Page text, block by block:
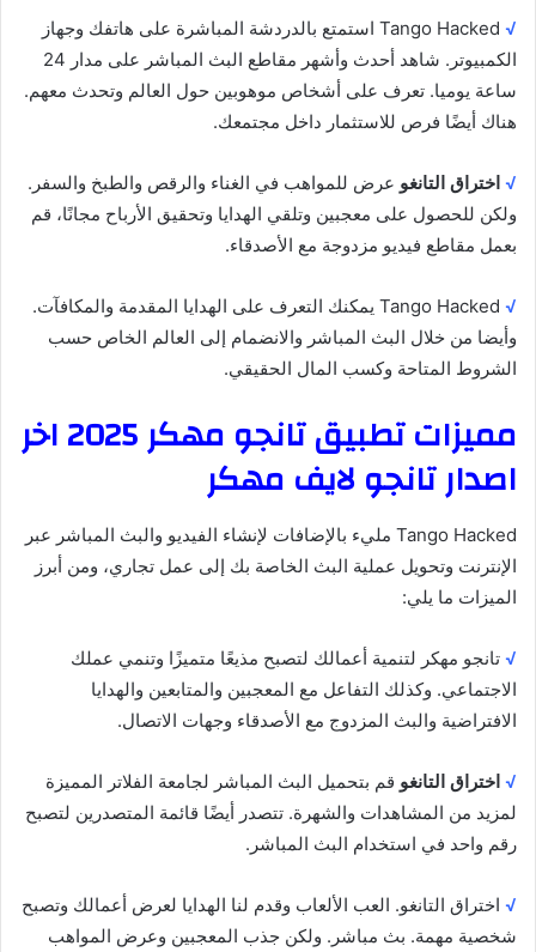
√
Tango Hacked استمتع بالدردشة المباشرة على هاتفك وجهاز
الكمبيوتر. شاهد أحدث وأشهر مقاطع البث المباشر على مدار 24
ساعة يوميا. تعرف على أشخاص موهوبين حول العالم وتحدث معهم.
هناك أيضًا فرص للاستثمار داخل مجتمعك.
√ اختراق التانغو عرض للمواهب في الغناء والرقص والطبخ والسفر.
ولكن للحصول على معجبين وتلقي الهدايا وتحقيق الأرباح مجانًا، قم
بعمل مقاطع فيديو مزدوجة مع الأصدقاء.
√
Tango Hacked يمكنك التعرف على الهدايا المقدمة والمكافآت.
وأيضا من خلال البث المباشر والانضمام إلى العالم الخاص حسب
الشروط المتاحة وكسب المال الحقيقي.
مميزات تطبيق تانجو مهكر 2025 اخر
اصدار تانجو لايف مهكر
Tango Hacked مليء بالإضافات لإنشاء الفيديو والبث المباشر عبر
الإنترنت وتحويل عملية البث الخاصة بك إلى عمل تجاري، ومن أبرز
الميزات ما يلي:
√ تانجو مهكر لتنمية أعمالك لتصبح مذيعًا متميزًا وتنمي عملك
الاجتماعي. وكذلك التفاعل مع المعجبين والمتابعين والهدايا
الافتراضية والبث المزدوج مع الأصدقاء وجهات الاتصال.
√ اختراق التانغو قم بتحميل البث المباشر لجامعة الفلاتر المميزة
لمزيد من المشاهدات والشهرة. تتصدر أيضًا قائمة المتصدرين لتصبح
رقم واحد في استخدام البث المباشر.
√ اختراق التانغو. العب الألعاب وقدم لنا الهدايا لعرض أعمالك وتصبح
شخصية مهمة. بث مباشر. ولكن جذب المعجبين وعرض المواهب